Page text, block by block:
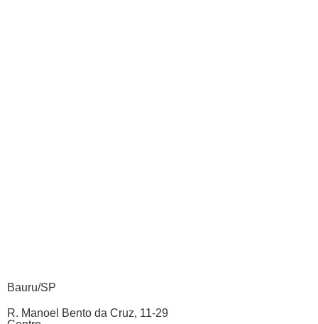
Bauru/SP
R. Manoel Bento da Cruz, 11-29